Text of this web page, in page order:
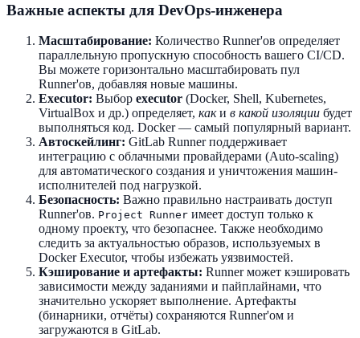
Важные аспекты для DevOps-инженера
Масштабирование: Количество Runner'ов определяет
параллельную пропускную способность вашего CI/CD.
Вы можете горизонтально масштабировать пул
Runner'ов, добавляя новые машины.
Executor: Выбор executor (Docker, Shell, Kubernetes,
VirtualBox и др.) определяет, каки в какой изоляции будет
выполняться код. Docker — самый популярный вариант.
Автоскейлинг: GitLab Runner поддерживает
интеграцию с облачными провайдерами (Auto-scaling)
для автоматического создания и уничтожения машин-
исполнителей под нагрузкой.
Безопасность: Важно правильно настраивать доступ
Runner'ов. Project Runner имеет доступ только к
одному проекту, что безопаснее. Также необходимо
следить за актуальностью образов, используемых в
Docker Executor, чтобы избежать уязвимостей.
Кэширование и артефакты: Runner может кэшировать
зависимости между заданиями и пайплайнами, что
значительно ускоряет выполнение. Артефакты
(бинарники, отчёты) сохраняются Runner'ом и
загружаются в GitLab.